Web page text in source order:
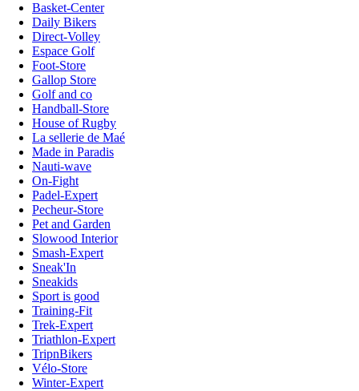
Basket-Center
Daily Bikers
Direct-Volley
Espace Golf
Foot-Store
Gallop Store
Golf and co
Handball-Store
House of Rugby
La sellerie de Maé
Made in Paradis
Nauti-wave
On-Fight
Padel-Expert
Pecheur-Store
Pet and Garden
Slowood Interior
Smash-Expert
Sneak'In
Sneakids
Sport is good
Training-Fit
Trek-Expert
Triathlon-Expert
TripnBikers
Vélo-Store
Winter-Expert